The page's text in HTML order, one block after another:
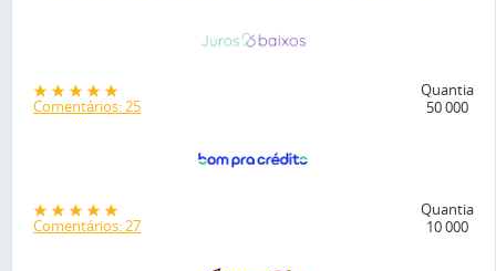
Comentários: 25
Quantia
50 000
Comentários: 27
Quantia
10 000